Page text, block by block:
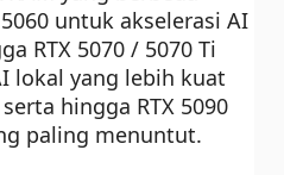
untuk akselerasi AI
RTX 5070 / 5070 Ti
lokal yang lebih kuat
hingga RTX 5090
paling menuntut.